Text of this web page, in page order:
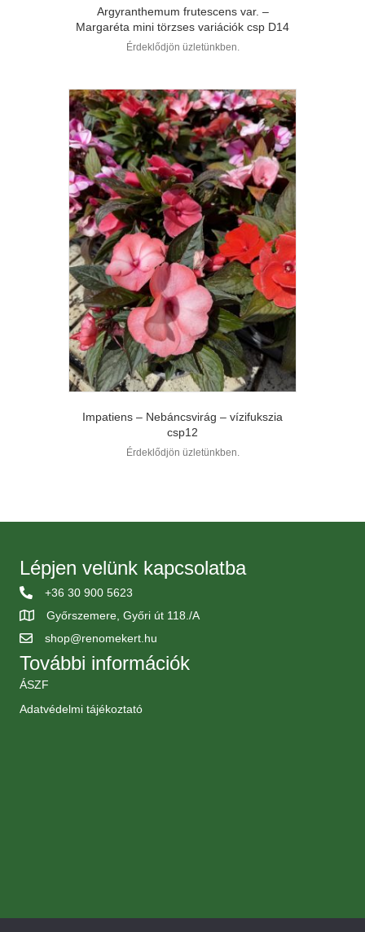
Argyranthemum frutescens var. –
Margaréta mini törzses variációk csp D14
Érdeklődjön üzletünkben.
Impatiens – Nebáncsvirág – vízifukszia
csp12
Érdeklődjön üzletünkben.
Lépjen velünk kapcsolatba
+36 30 900 5623
Győrszemere, Győri út 118./A
shop@renomekert.hu
További információk
ÁSZF
Adatvédelmi tájékoztató